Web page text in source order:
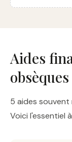
Aides
5 aides
Voici l'essentiel